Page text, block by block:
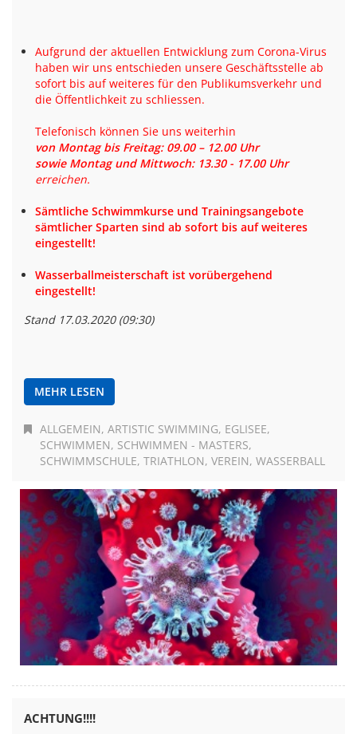
Aufgrund der aktuellen Entwicklung zum Corona-Virus
haben wir uns entschieden unsere Geschäftsstelle ab
sofort bis auf weiteres für den Publikumsverkehr und
die Öffentlichkeit zu schliessen.
Telefonisch können Sie uns weiterhin
von Montag bis Freitag: 09.00 – 12.00 Uhr
sowie Montag und Mittwoch: 13.30 - 17.00 Uhr
erreichen.
Sämtliche Schwimmkurse und Trainingsangebote
sämtlicher Sparten sind ab sofort bis auf weiteres
eingestellt!
Wasserballmeisterschaft ist vorübergehend
eingestellt!
Stand 17.03.2020 (09:30)
MEHR LESEN
ALLGEMEIN ARTISTIC SWIMMING EGLISEE
SCHWIMMEN SCHWIMMEN - MASTERS
SCHWIMMSCHULE TRIATHLON VEREIN WASSERBALL
ACHTUNG!!!!